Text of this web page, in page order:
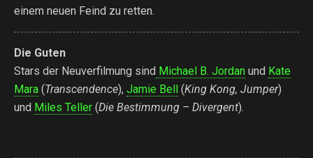
einem neuen Feind zu retten.
Die Guten
Stars der Neuverfilmung sind Michael B. Jordan und Kate
Mara (Transcendence), Jamie Bell (King Kong, Jumper)
und Miles Teller (Die Bestimmung – Divergent).